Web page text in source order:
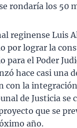
rondaría los 50
reginense Luis
por lograr la
para el Poder
hace casi una
con la
de Justicia se
que se
año.